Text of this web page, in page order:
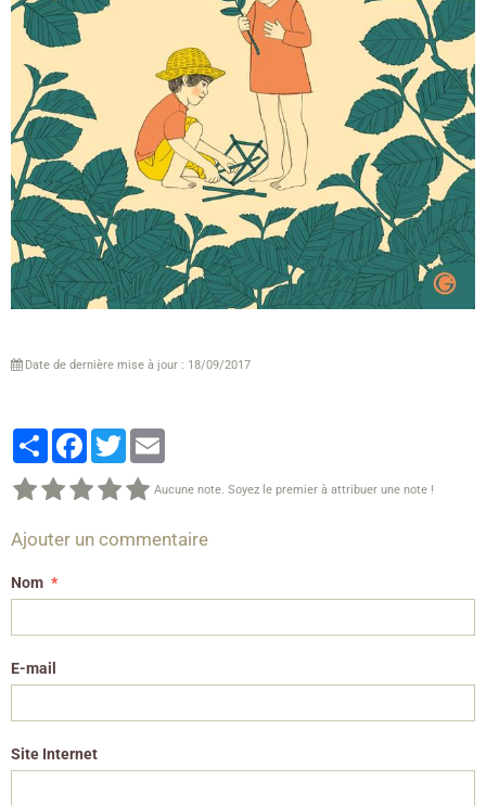
Date de dernière mise à jour : 18/09/2017
PartagerFacebook
Twitter
Aucune note. Soyez le premier à attribuer une note !
Ajouter un commentaire
Nom
E-mail
Site Internet